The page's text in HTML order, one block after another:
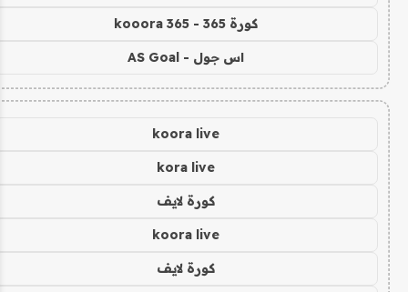
كورة 365 - kooora 365
اس جول - AS Goal
koora live
kora live
كورة لايف
koora live
كورة لايف